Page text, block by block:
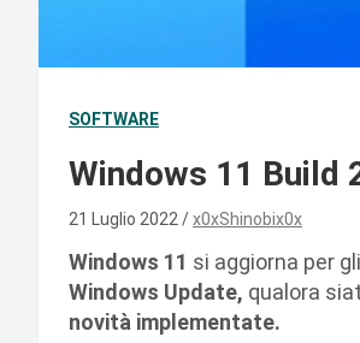
SOFTWARE
Windows 11 Build
21 Luglio 2022 x0xShinobix0x
Windows 11 si aggiorna per gli
Windows Update, qualora
novità implementate.